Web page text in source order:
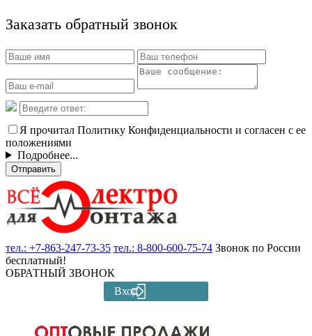
Заказать обратный звонок
Я прочитал Политику Конфиденциальности и согласен с ее
положениями
Подробнее...
Отправить
тел.: +7-863-247-73-35 тел.: 8-800-600-75-74 Звонок по России
бесплатный!
ОБРАТНЫЙ ЗВОНОК
Вход